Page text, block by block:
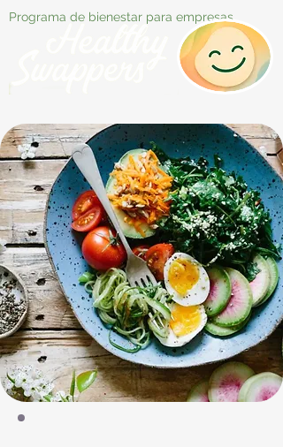
Programa de bienestar para empresas